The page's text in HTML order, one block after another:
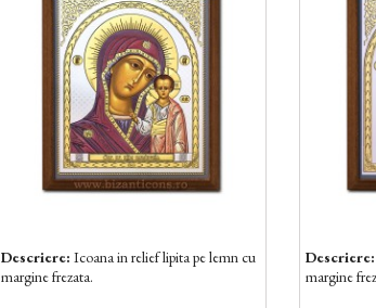
Descriere: Icoana in relief lipita pe lemn cu
margine frezata.
margine